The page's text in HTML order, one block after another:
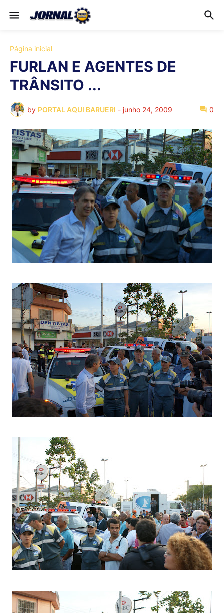
Página inicial
FURLAN E AGENTES DE
TRÂNSITO ...
by PORTAL AQUI BARUERI - junho 24, 2009 0